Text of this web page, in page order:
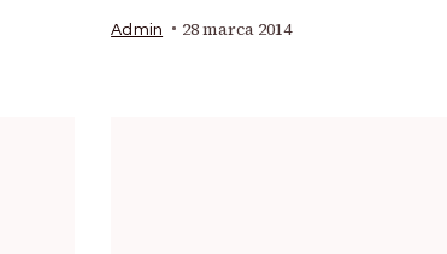
Admin 28 marca 2014